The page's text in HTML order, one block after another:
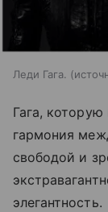
Леди Гага.
Гага,
гармония
свободой и
элегантность.